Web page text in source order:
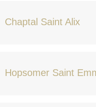
Chaptal Saint Alix
Hopsomer Saint